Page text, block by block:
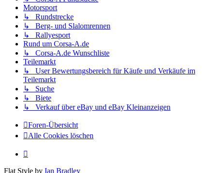
Motorsport
↳ Rundstrecke
↳ Berg- und Slalomrennen
↳ Rallyesport
Rund um Corsa-A.de
↳ Corsa-A.de Wunschliste
Teilemarkt
↳ User Bewertungsbereich für Käufe und Verkäufe im
Teilemarkt
↳ Suche
↳ Biete
↳ Verkauf über eBay und eBay Kleinanzeigen
Foren-Übersicht
Alle Cookies löschen
Flat Style by Ian Bradley